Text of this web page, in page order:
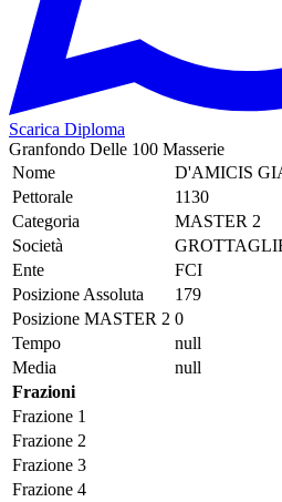
Scarica Diploma
Granfondo Delle 100 Masserie
Nome
D'AMICIS
Pettorale
1130
Categoria
MASTER 2
Società
Ente
FCI
Posizione Assoluta
179
Posizione MASTER 2 0
Tempo
null
Media
null
Frazioni
Frazione 1
Frazione 2
Frazione 3
Frazione 4